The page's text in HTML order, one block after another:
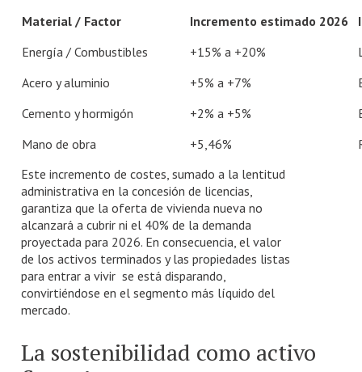
Material / Factor
Incremento estimado 2026
Energía / Combustibles
+15% a +20%
Acero y aluminio
+5% a +7%
Cemento y hormigón
+2% a +5%
Mano de obra
+5,46%
Este incremento de costes, sumado a la lentitud
administrativa en la concesión de licencias,
garantiza que la oferta de vivienda nueva no
alcanzará a cubrir ni el 40% de la demanda
proyectada para 2026. En consecuencia, el valor
de los activos terminados y las propiedades listas
para entrar a vivir se está disparando,
convirtiéndose en el segmento más líquido del
mercado.
La sostenibilidad como activo